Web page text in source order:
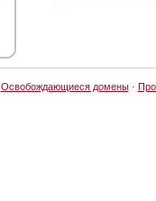
Освобождающиеся домены·